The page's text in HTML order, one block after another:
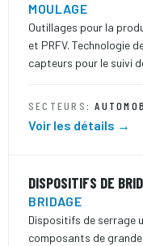
MOULAGE
Outillages pour la
et PRFV. Technologie
capteurs pour le suivi
SECTEURS:
Voir les détails →
DISPOSITIFS DE
BRIDAGE
Dispositifs de serrage
composants de